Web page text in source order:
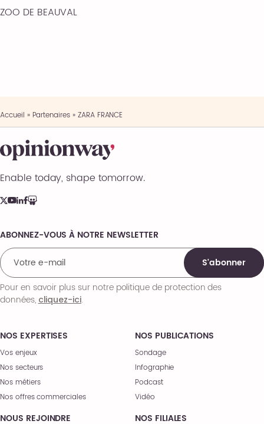
ZOO DE BEAUVAL
Accueil » Partenaires » ZARA FRANCE
Enable today, shape tomorrow.
NOS EXPERTISES
Vos enjeux
Nos secteurs
Nos métiers
Nos offres commerciales
NOS PUBLICATIONS
Sondage
Infographie
Podcast
Vidéo
NOUS REJOINDRE NOS FILIALES
Comments
ABONNEZ-VOUS À NOTRE NEWSLETTER
S'abonner
Pour en savoir plus sur notre politique de protection des
données,cliquez-ici.